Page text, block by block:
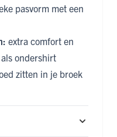
pasvorm met een
extra comfort en
ondershirt
zitten in je broek